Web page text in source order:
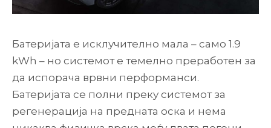
Батеријата е исклучително мала – само 1.9
kWh – но системот е темелно преработен за
да испорача врвни перформанси.
Батеријата се полни преку системот за
регенерација на предната оска и нема